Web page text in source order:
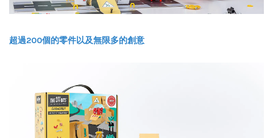
超過200個的零件以及無限多的創意